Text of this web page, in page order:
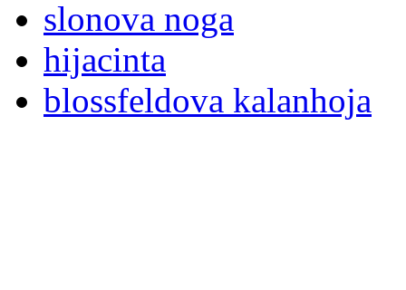
slonova noga
hijacinta
blossfeldova kalanhoja